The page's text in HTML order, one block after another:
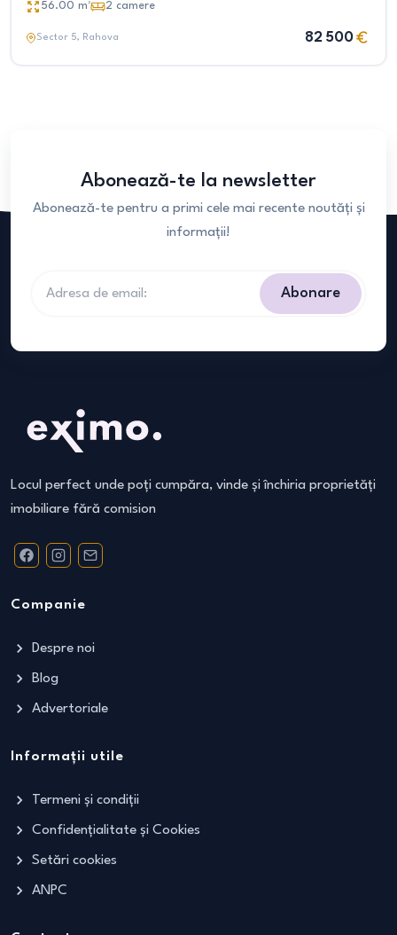
56.00 m² 2 camere
Sector 5, Rahova 82 500
Abonează-te la newsletter
Abonează-te pentru a primi cele mai recente noutăți și
informații!
Abonare
Locul perfect unde poți cumpăra, vinde și închiria proprietăți
imobiliare fără comision
Companie
Despre noi
Blog
Advertoriale
Informații utile
Termeni și condiții
Confidențialitate și Cookies
Setări cookies
ANPC